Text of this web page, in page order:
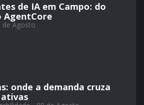
de IA em Campo: do
AgentCore
de Agosto
onde a demanda cruza